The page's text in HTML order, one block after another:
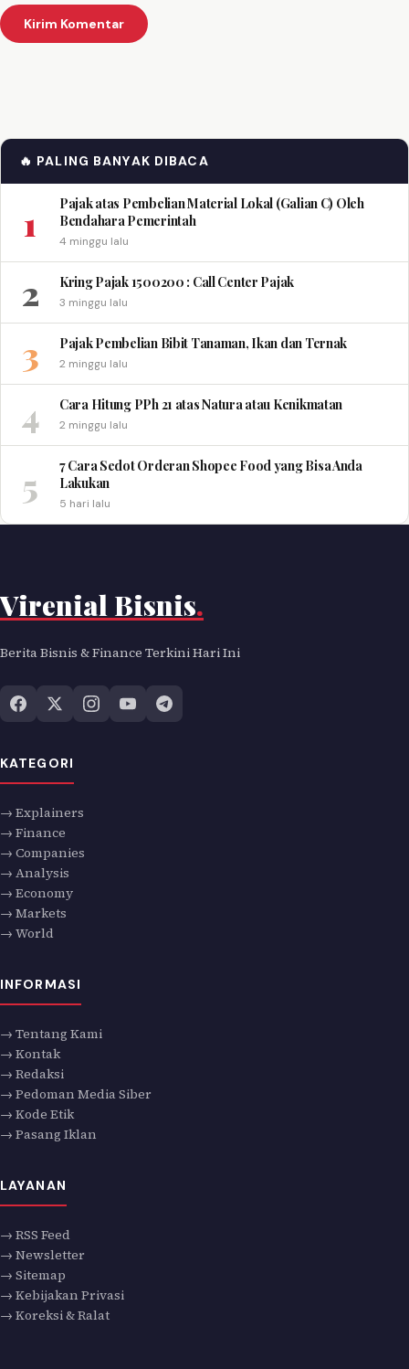
🔥 PALING BANYAK DIBACA
1
Pajak atas Pembelian Material Lokal (Galian C) Oleh
Bendahara Pemerintah
4 minggu lalu
2 Kring Pajak 1500200 : Call Center Pajak
3 minggu lalu
3 Pajak Pembelian Bibit Tanaman, Ikan dan Ternak
2 minggu lalu
4 Cara Hitung PPh 21 atas Natura atau Kenikmatan
2 minggu lalu
5
7 Cara Sedot Orderan Shopee Food yang Bisa Anda
Lakukan
5 hari lalu
Virenial Bisnis.
Berita Bisnis & Finance Terkini Hari Ini
KATEGORI
→ Explainers
→ Finance
→ Companies
→ Analysis
→ Economy
→ Markets
→ World
INFORMASI
→ Tentang Kami
→ Kontak
→ Redaksi
→ Pedoman Media Siber
→ Kode Etik
→ Pasang Iklan
LAYANAN
→ RSS Feed
→ Newsletter
→ Sitemap
→ Kebijakan Privasi
→ Koreksi & Ralat